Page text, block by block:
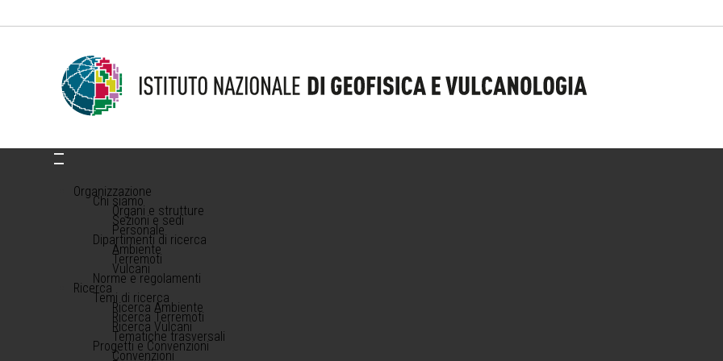
Organizzazione
Chi siamo
Organi e strutture
Sezioni e sedi
Personale
Dipartimenti di ricerca
Ambiente
Terremoti
Vulcani
Norme e regolamenti
Ricerca
Temi di ricerca
Ricerca Ambiente
Ricerca Terremoti
Ricerca Vulcani
Tematiche trasversali
Progetti e Convenzioni
Convenzioni